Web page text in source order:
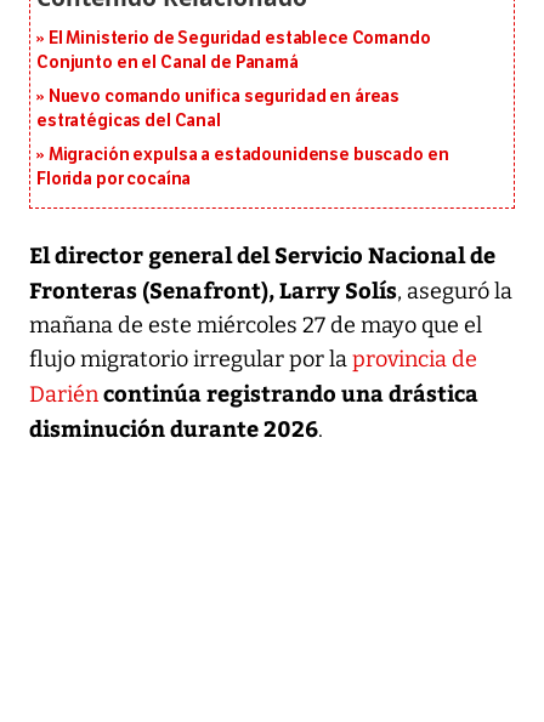
El Ministerio de Seguridad establece Comando
Conjunto en el Canal de Panamá
Nuevo comando unifica seguridad en áreas
estratégicas del Canal
Migración expulsa a estadounidense buscado en
Florida por cocaína
El director general del Servicio Nacional de
Fronteras (Senafront), Larry Solís, aseguró la
mañana de este miércoles 27 de mayo que el
flujo migratorio irregular por laprovincia de
Dariéncontinúa registrando una drástica
disminución durante 2026.